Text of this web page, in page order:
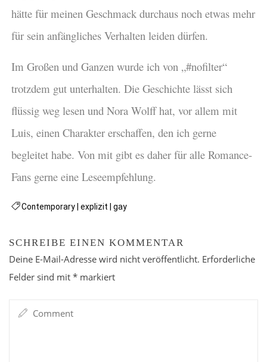
hätte für meinen Geschmack durchaus noch etwas mehr
für sein anfängliches Verhalten leiden dürfen.
Im Großen und Ganzen wurde ich von „#nofilter“
trotzdem gut unterhalten. Die Geschichte lässt sich
flüssig weg lesen und Nora Wolff hat, vor allem mit
Luis, einen Charakter erschaffen, den ich gerne
begleitet habe. Von mit gibt es daher für alle Romance-
Fans gerne eine Leseempfehlung.
Contemporary |explizit |gay
SCHREIBE EINEN KOMMENTAR
Deine E-Mail-Adresse wird nicht veröffentlicht. Erforderliche
Felder sind mit* markiert